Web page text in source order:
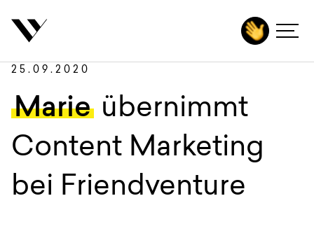
Leistungen
Technologien
Projekte
Zurück
25.09.2020
Marie übernimmt
Content Marketing
bei Friendventure